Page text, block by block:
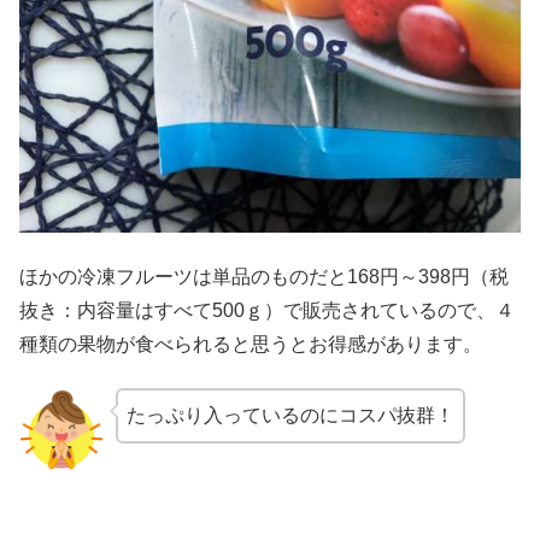
ほかの冷凍フルーツは単品のものだと168円～398円（税
抜き：内容量はすべて500ｇ）で販売されているので、４
種類の果物が食べられると思うとお得感があります。
たっぷり入っているのにコスパ抜群！